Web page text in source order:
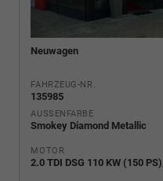
Neuwagen
FAHRZEUG-NR.
135985
AUSSENFARBE
Smokey Diamond Metallic
MOTOR
2.0 TDI DSG 110 KW (150